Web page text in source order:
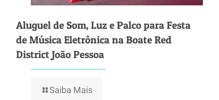
Aluguel de Som, Luz e Palco para Festa
de Música Eletrônica na Boate Red
District João Pessoa
Saiba Mais